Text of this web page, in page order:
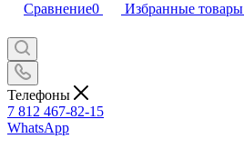
Сравнение0 Избранные товары
Телефоны
7 812 467-82-15
WhatsApp